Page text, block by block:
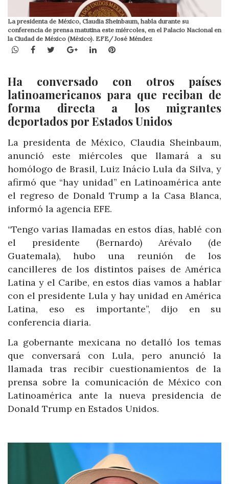
La presidenta de México, Claudia Sheinbaum, habla durante su
conferencia de prensa matutina este miércoles, en el Palacio Nacional en
la Ciudad de México (México). EFE/ José Méndez
WhatsApp
Facebook
TwitterGoogle+LinkedInPinterest
Ha conversado con otros países
latinoamericanos para que reciban de
forma directa a los migrantes
deportados por Estados Unidos
La presidenta de México, Claudia Sheinbaum,
anunció este miércoles que llamará a su
homólogo de Brasil, Luiz Inácio Lula da Silva, y
afirmó que “hay unidad” en Latinoamérica ante
el regreso de Donald Trump a la Casa Blanca,
informó la agencia EFE.
“Tengo varias llamadas en estos días, hablé con
el presidente (Bernardo) Arévalo (de
Guatemala), hubo una reunión de los
cancilleres de los distintos países de América
Latina y el Caribe, en estos días vamos a hablar
con el presidente Lula y hay unidad en América
Latina, eso es importante”, dijo en su
conferencia diaria.
La gobernante mexicana no detalló los temas
que conversará con Lula, pero anunció la
llamada tras recibir cuestionamientos de la
prensa sobre la comunicación de México con
Latinoamérica ante la nueva presidencia de
Donald Trump en Estados Unidos.